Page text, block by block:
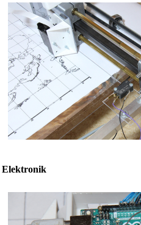
Elektronik